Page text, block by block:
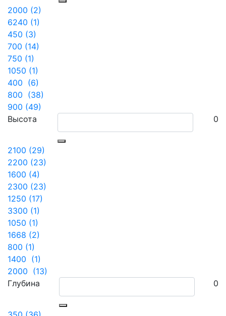
2000 (2)
6240 (1)
450 (3)
700 (14)
750 (1)
1050 (1)
400 (6)
800 (38)
900 (49)
Высота
0
2100 (29)
2200 (23)
1600 (4)
2300 (23)
1250 (17)
3300 (1)
1050 (1)
1668 (2)
800 (1)
1400 (1)
2000 (13)
Глубина
0